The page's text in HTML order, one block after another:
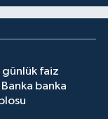
günlük faiz
banka